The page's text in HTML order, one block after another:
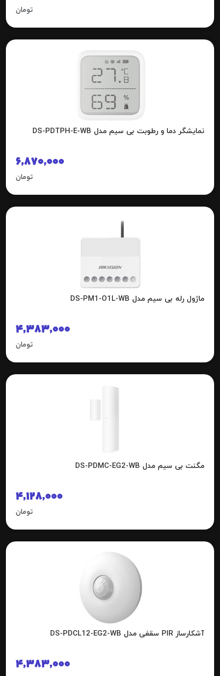
تومان
نمایشگر دما و رطوبت بی سیم مدل DS-PDTPH-E-WB
6,870,000
تومان
ماژول رله بی سیم مدل DS-PM1-O1L-WB
4,383,000
تومان
مگنت بی سیم مدل DS-PDMC-EG2-WB
4,128,000
تومان
آشکارساز PIR سقفی مدل DS-PDCL12-EG2-WB
4,383,000